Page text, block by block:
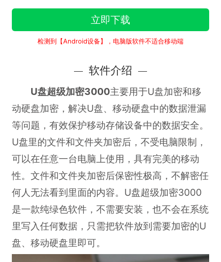
立即下载
检测到【Android设备】，电脑版软件不适合移动端
软件介绍
U盘超级加密3000主要用于U盘加密和移
动硬盘加密，解决U盘、移动硬盘中的数据泄漏
等问题，有效保护移动存储设备中的数据安全。
U盘里的文件和文件夹加密后，不受电脑限制，
可以在任意一台电脑上使用，具有完美的移动
性。文件和文件夹加密后保密性极高，不解密任
何人无法看到里面的内容。U盘超级加密3000
是一款纯绿色软件，不需要安装，也不会在系统
里写入任何数据，只需把软件放到需要加密的U
盘、移动硬盘里即可。